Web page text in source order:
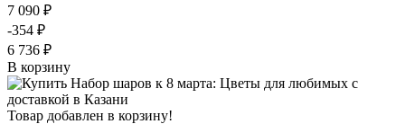
7 090 ₽
-354 ₽
6 736 ₽
В корзину
Товар добавлен в корзину!